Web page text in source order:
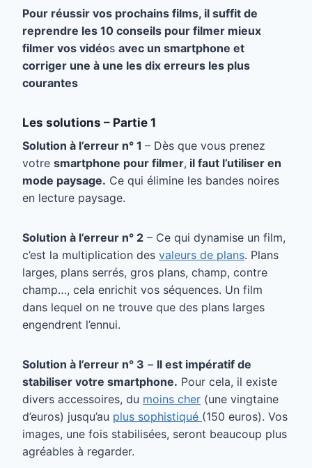
Pour réussir vos prochains films, il suffit de
reprendre les 10 conseils pour filmer mieux
filmer vos vidéos avec un smartphone et
corriger une à une les dix erreurs les plus
courantes
Les solutions – Partie 1
Solution à l’erreur n° 1 – Dès que vous prenez
votre smartphone pour filmer, il faut l’utiliser en
mode paysage. Ce qui élimine les bandes noires
en lecture paysage.
Solution à l’erreur n° 2 – Ce qui dynamise un film,
c’est la multiplication des valeurs de plans. Plans
larges, plans serrés, gros plans, champ, contre
champ…, cela enrichit vos séquences. Un film
dans lequel on ne trouve que des plans larges
engendrent l’ennui.
Solution à l’erreur n° 3 – Il est impératif de
stabiliser votre smartphone. Pour cela, il existe
divers accessoires, du moins cher (une vingtaine
d’euros) jusqu’au plus sophistiqué (150 euros). Vos
images, une fois stabilisées, seront beaucoup plus
agréables à regarder.